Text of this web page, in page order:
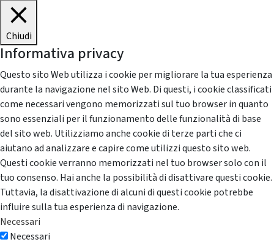
Chiudi
Informativa privacy
Questo sito Web utilizza i cookie per migliorare la tua esperienza
durante la navigazione nel sito Web. Di questi, i cookie classificati
come necessari vengono memorizzati sul tuo browser in quanto
sono essenziali per il funzionamento delle funzionalità di base
del sito web. Utilizziamo anche cookie di terze parti che ci
aiutano ad analizzare e capire come utilizzi questo sito web.
Questi cookie verranno memorizzati nel tuo browser solo con il
tuo consenso. Hai anche la possibilità di disattivare questi cookie.
Tuttavia, la disattivazione di alcuni di questi cookie potrebbe
influire sulla tua esperienza di navigazione.
Necessari
Necessari